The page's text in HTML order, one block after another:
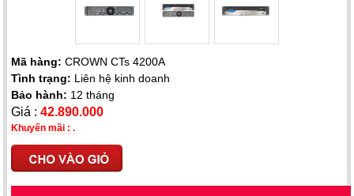
Mã hàng:CROWN CTs 4200A
Tình trạng: Liên hệ kinh doanh
Bảo hành: 12 tháng
Giá :42.890.000
Khuyến mãi : .